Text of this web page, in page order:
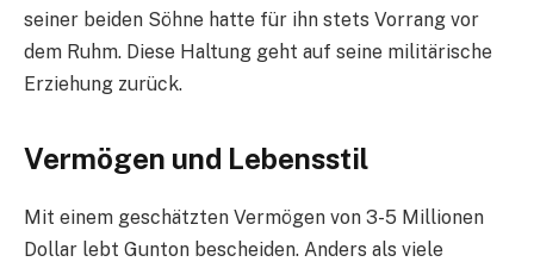
seiner beiden Söhne hatte für ihn stets Vorrang vor
dem Ruhm. Diese Haltung geht auf seine militärische
Erziehung zurück.
Vermögen und Lebensstil
Mit einem geschätzten Vermögen von 3-5 Millionen
Dollar lebt Gunton bescheiden. Anders als viele